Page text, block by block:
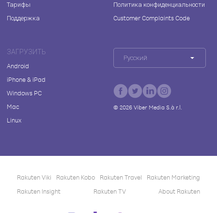
Тарифы
Поддержка
Политика конфиденциальности
Customer Complaints Code
ЗАГРУЗИТЬ
Android
iPhone & iPad
Windows PC
Mac
Linux
Русский
© 2026Viber Media S.à r.l.
Rakuten Viki Rakuten Kobo Rakuten Travel
Rakuten Marketing
Rakuten Insight
Rakuten TV About Rakuten